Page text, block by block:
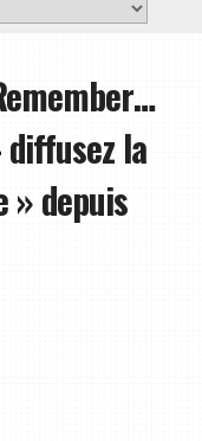
la
» depuis